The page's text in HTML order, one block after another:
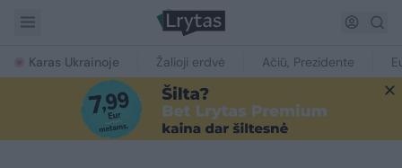
Karas Ukrainoje Žalioji erdvė Ačiū, Prezidente